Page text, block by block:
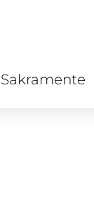
Sakramente